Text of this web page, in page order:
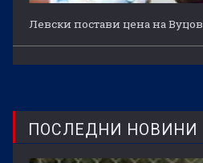
Левски постави цена на Вуцов
ПОСЛЕДНИ НОВИНИ